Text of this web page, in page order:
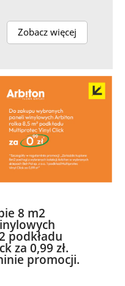
Zobacz więcej
8 m2
podkładu
za 0,99 zł.
promocji.